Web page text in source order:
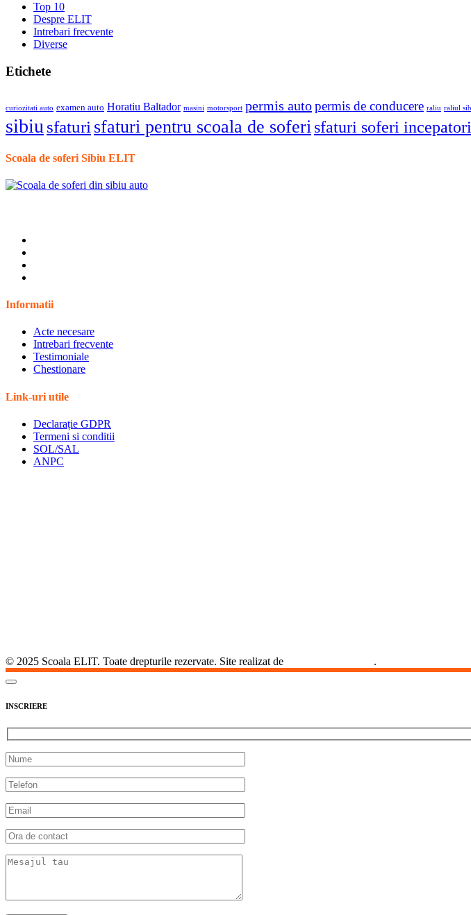
Top 10
Despre ELIT
Intrebari frecvente
Diverse
Etichete
curiozitati auto examen auto Horatiu Baltador masini motorsport permis autopermis de conducere raliu raliul
sibiu sfaturi sfaturi pentru scoala de soferi sfaturi soferi incepatori
Scoala de soferi Sibiu ELIT
Informatii
Acte necesare
Intrebari frecvente
Testimoniale
Chestionare
Link-uri utile
Declarație GDPR
Termeni si conditii
SOL/SAL
ANPC
© 2025 Scoala ELIT. Toate drepturile rezervate. Site realizat de .
INSCRIERE